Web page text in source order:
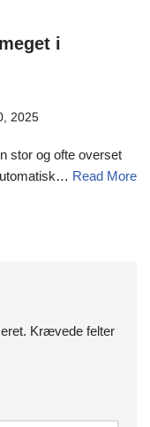
i
2025
stor og ofte overset
Read More
Krævede felter